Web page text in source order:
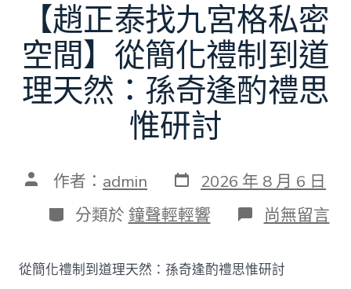
【趙正泰找九宮格私密
空間】從簡化禮制到道
理天然：孫奇逢酌禮思
惟研討
文 作者： admin 發
表
日
期
2026 年 8 月 6 日
分
類
分類於 鐘聲輕輕響 在
〈【趙
泰
找
尚無留言
從簡化禮制到道理天然：孫奇逢酌禮思惟研討